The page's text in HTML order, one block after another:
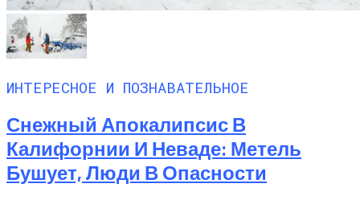
ИНТЕРЕСНОЕ И ПОЗНАВАТЕЛЬНОЕ
Снежный Апокалипсис В
Калифорнии И Неваде: Метель
Бушует, Люди В Опасности